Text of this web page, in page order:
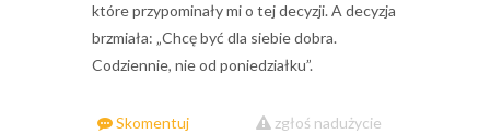
które przypominały mi o tej decyzji. A decyzja
brzmiała: „Chcę być dla siebie dobra.
Codziennie, nie od poniedziałku”.
Skomentuj zgłoś nadużycie